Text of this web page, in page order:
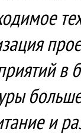
в
и